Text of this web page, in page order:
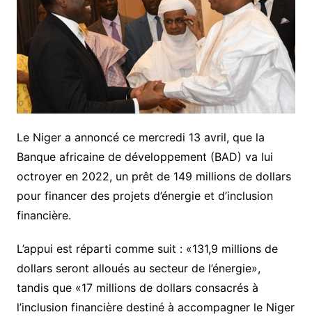
Le Niger a annoncé ce mercredi 13 avril, que la
Banque africaine de développement (BAD) va lui
octroyer en 2022, un prêt de 149 millions de dollars
pour financer des projets d’énergie et d’inclusion
financière.
L’appui est réparti comme suit : «131,9 millions de
dollars seront alloués au secteur de l’énergie»,
tandis que «17 millions de dollars consacrés à
l’inclusion financière destiné à accompagner le Niger